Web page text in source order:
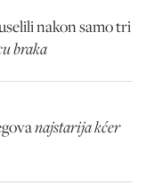
nakon samo tri
braka
najstarija kćer